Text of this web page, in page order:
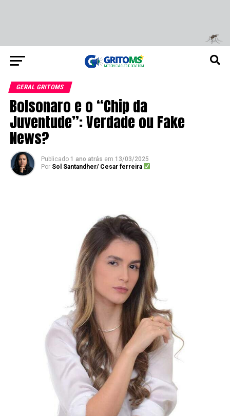
GERAL GRITOMS
Bolsonaro e o “Chip da
Juventude”: Verdade ou Fake
News?
Publicado 1 ano atrás em 13/03/2025
Por Sol Santandher/ Cesar ferreira